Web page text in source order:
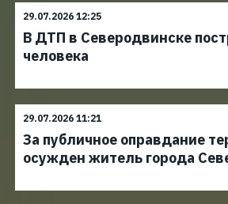
29.07.2026 12:25
В ДТП в Северодвинске
человека
29.07.2026 11:21
За публичное оправдание
осужден житель города